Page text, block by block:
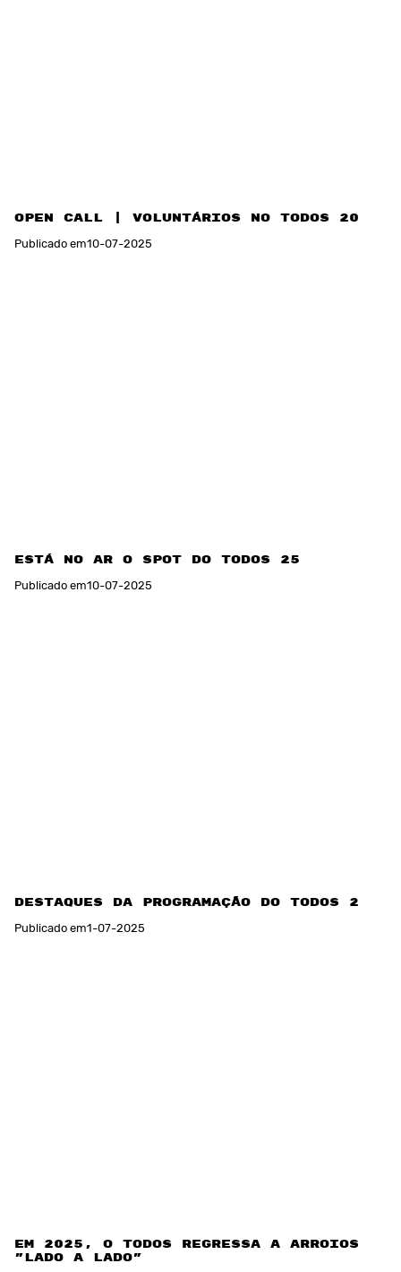
Open call | voluntários no TODOS 2025
Publicado em10-07-2025
Está no ar o spot do TODOS 25
Publicado em10-07-2025
Destaques da programação do TODOS 2025
Publicado em1-07-2025
Em 2025, o TODOS regressa a Arroios:
"Lado a lado"